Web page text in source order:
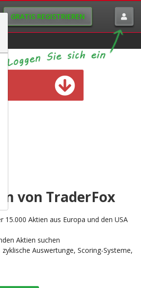
GRATIS REGISTRIEREN
von TraderFox
Aktien aus Europa und den USA
Aktien suchen
Auswertunge, Scoring-Systeme,